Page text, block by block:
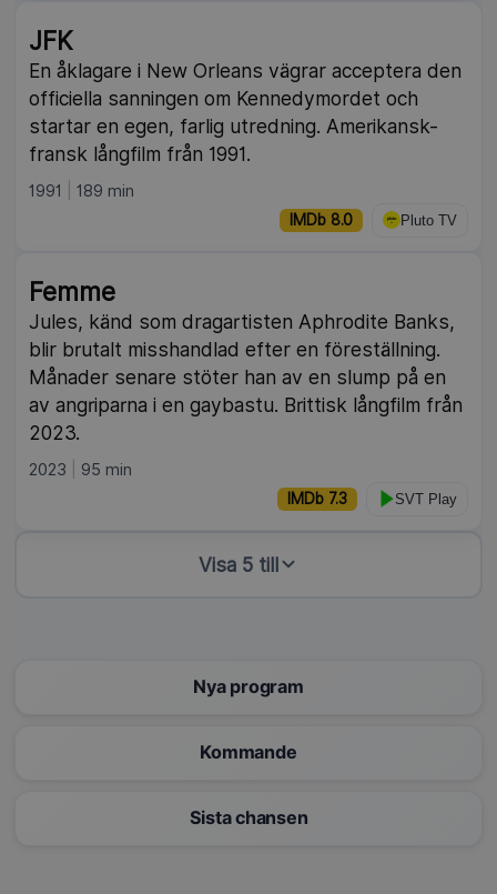
JFK
En åklagare i New Orleans vägrar acceptera den
officiella sanningen om Kennedymordet och
startar en egen, farlig utredning. Amerikansk-
fransk långfilm från 1991.
1991 189 min
IMDb 8.0 Pluto TV
Femme
Jules, känd som dragartisten Aphrodite Banks,
blir brutalt misshandlad efter en föreställning.
Månader senare stöter han av en slump på en
av angriparna i en gaybastu. Brittisk långfilm från
2023.
2023 95 min
IMDb 7.3 SVT Play
Visa 5 till
Nya program
Kommande
Sista chansen